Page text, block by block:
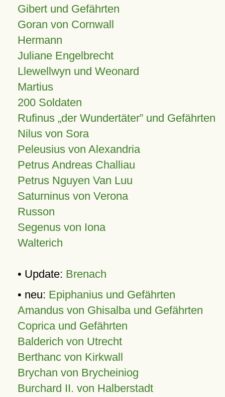
Gibert und Gefährten
Goran von Cornwall
Hermann
Juliane Engelbrecht
Llewellwyn und Weonard
Martius
200 Soldaten
Rufinus „der Wundertäter” und Gefährten
Nilus von Sora
Peleusius von Alexandria
Petrus Andreas Challiau
Petrus Nguyen Van Luu
Saturninus von Verona
Russon
Segenus von Iona
Walterich
• Update: Brenach
• neu: Epiphanius und Gefährten
Amandus von Ghisalba und Gefährten
Coprica und Gefährten
Balderich von Utrecht
Berthanc von Kirkwall
Brychan von Brycheiniog
Burchard II. von Halberstadt